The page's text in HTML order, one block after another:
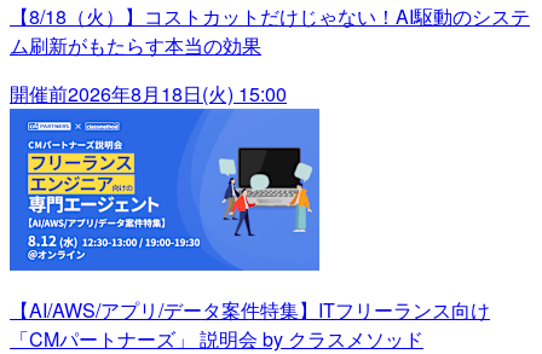
【8/18（火）】コストカットだけじゃない！AI駆動のシステ
ム刷新がもたらす本当の効果
開催前2026年8月18日(火) 15:00
【AI/AWS/アプリ/データ案件特集】ITフリーランス向け
「CMパートナーズ」 説明会 by クラスメソッド